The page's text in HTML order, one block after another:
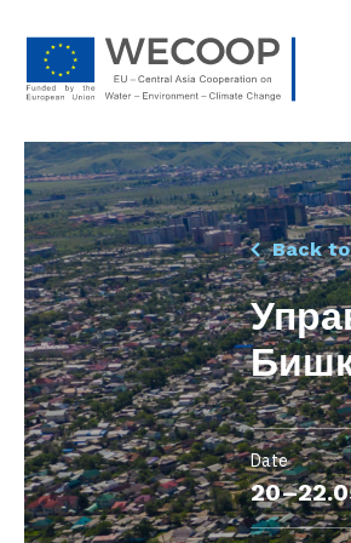
Back
Date